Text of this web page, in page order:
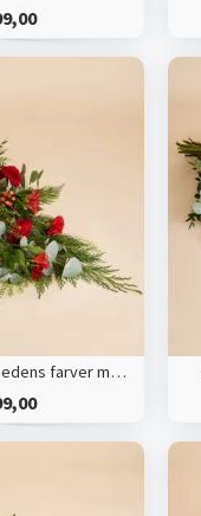
Bårebuket i kærlighedens farver med bånd